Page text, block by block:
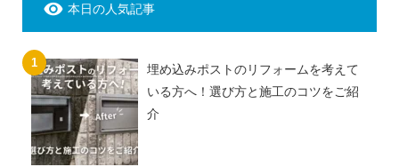
本日の人気記事
埋め込みポストのリフォームを考えて
いる方へ！選び方と施工のコツをご紹
介